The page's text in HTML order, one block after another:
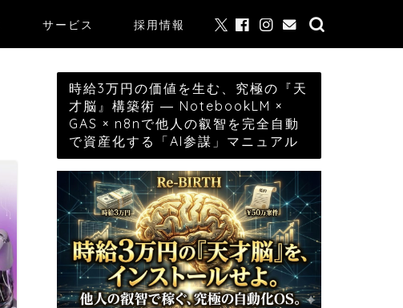
サービス 採用情報
時給3万円の価値を生む、究極の『天
才脳』構築術 ― NotebookLM ×
GAS × n8nで他人の叡智を完全自動
で資産化する「AI参謀」マニュアル